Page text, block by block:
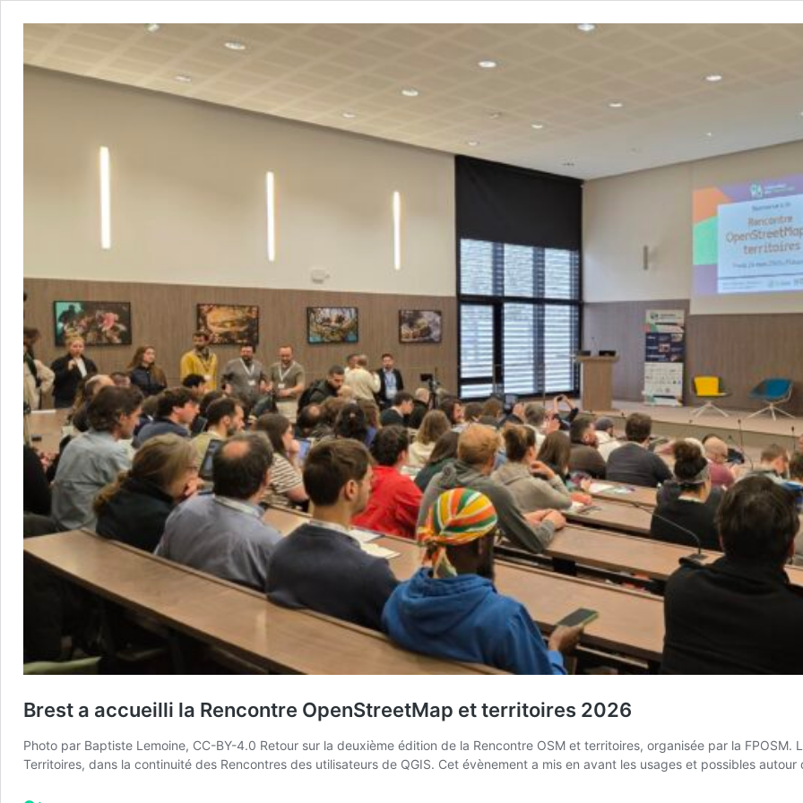
Brest a accueilli la Rencontre OpenStreetMap et territoires 2026
Photo par Baptiste Lemoine, CC-BY-4.0 Retour sur la deuxième édition de la Rencontre OSM et territoires, organisée par la FPOSM.
Territoires, dans la continuité des Rencontres des utilisateurs de QGIS. Cet évènement a mis en avant les usages et possibles autour